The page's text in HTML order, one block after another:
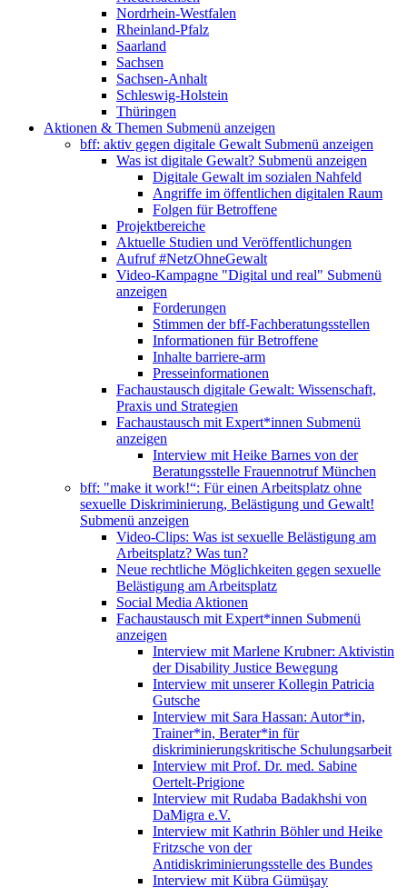
Nordrhein-Westfalen
Rheinland-Pfalz
Saarland
Sachsen
Sachsen-Anhalt
Schleswig-Holstein
Thüringen
Aktionen & Themen Submenü anzeigen
bff: aktiv gegen digitale Gewalt Submenü anzeigen
Was ist digitale Gewalt? Submenü anzeigen
Digitale Gewalt im sozialen Nahfeld
Angriffe im öffentlichen digitalen Raum
Folgen für Betroffene
Projektbereiche
Aktuelle Studien und Veröffentlichungen
Aufruf #NetzOhneGewalt
Video-Kampagne "Digital und real" Submenü
anzeigen
Forderungen
Stimmen der bff-Fachberatungsstellen
Informationen für Betroffene
Inhalte barriere-arm
Presseinformationen
Fachaustausch digitale Gewalt: Wissenschaft,
Praxis und Strategien
Fachaustausch mit Expert*innen Submenü
anzeigen
Interview mit Heike Barnes von der
Beratungsstelle Frauennotruf München
bff: "make it work!“: Für einen Arbeitsplatz ohne
sexuelle Diskriminierung, Belästigung und Gewalt!
Submenü anzeigen
Video-Clips: Was ist sexuelle Belästigung am
Arbeitsplatz? Was tun?
Neue rechtliche Möglichkeiten gegen sexuelle
Belästigung am Arbeitsplatz
Social Media Aktionen
Fachaustausch mit Expert*innen Submenü
anzeigen
Interview mit Marlene Krubner: Aktivistin
der Disability Justice Bewegung
Interview mit unserer Kollegin Patricia
Gutsche
Interview mit Sara Hassan: Autor*in,
Trainer*in, Berater*in für
diskriminierungskritische Schulungsarbeit
Interview mit Prof. Dr. med. Sabine
Oertelt-Prigione
Interview mit Rudaba Badakhshi von
DaMigra e.V.
Interview mit Kathrin Böhler und Heike
Fritzsche von der
Antidiskriminierungsstelle des Bundes
Interview mit Kübra Gümüşay